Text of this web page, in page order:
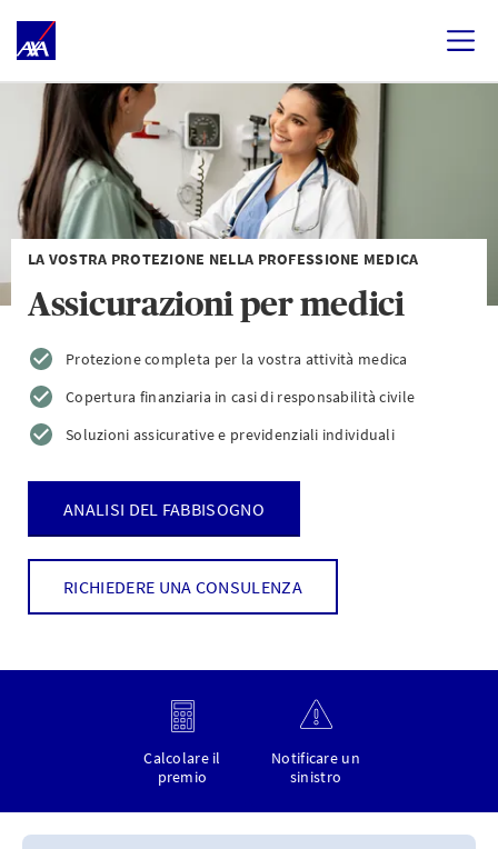
LA VOSTRA PROTEZIONE NELLA PROFESSIONE MEDICA
Assicurazioni per medici
Protezione completa per la vostra attività medica
Copertura finanziaria in casi di responsabilità civile
Soluzioni assicurative e previdenziali individuali
ANALISI DEL FABBISOGNO
RICHIEDERE UNA CONSULENZA
Calcolare il
premio
Notificare un
sinistro